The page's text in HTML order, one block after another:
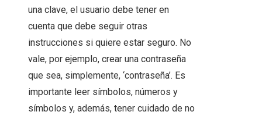
una clave, el usuario debe tener en
cuenta que debe seguir otras
instrucciones si quiere estar seguro. No
vale, por ejemplo, crear una contraseña
que sea, simplemente, ‘contraseña’. Es
importante leer símbolos, números y
símbolos y, además, tener cuidado de no